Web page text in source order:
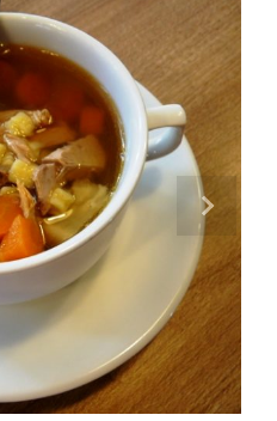
Next